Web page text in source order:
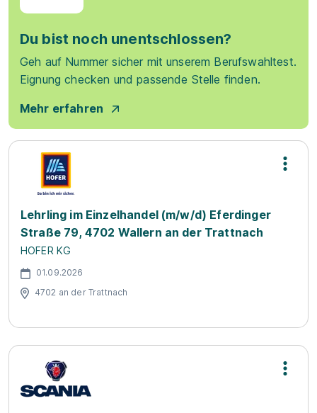
Du bist noch unentschlossen?
Geh auf Nummer sicher mit unserem Berufswahltest.
Eignung checken und passende Stelle finden.
Mehr erfahren
Lehrling im Einzelhandel (m/w/d) Eferdinger
Straße 79, 4702 Wallern an der Trattnach
HOFER KG
01.09.2026
4702 an der Trattnach